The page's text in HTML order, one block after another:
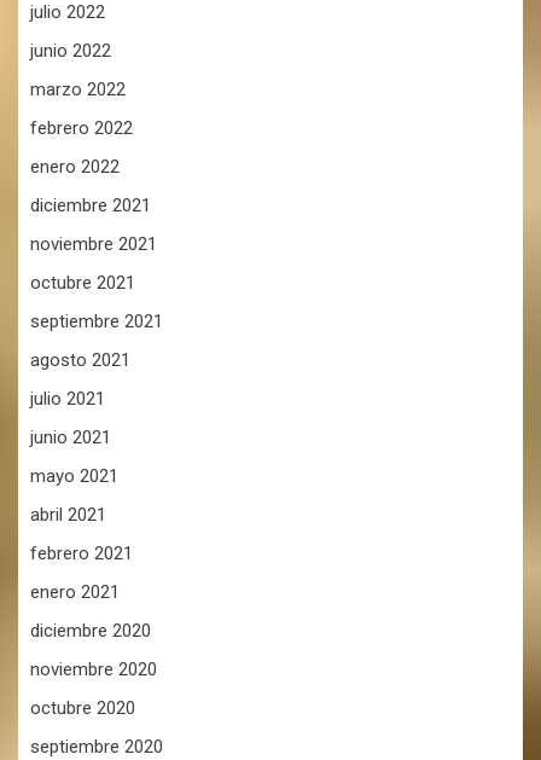
julio 2022
junio 2022
marzo 2022
febrero 2022
enero 2022
diciembre 2021
noviembre 2021
octubre 2021
septiembre 2021
agosto 2021
julio 2021
junio 2021
mayo 2021
abril 2021
febrero 2021
enero 2021
diciembre 2020
noviembre 2020
octubre 2020
septiembre 2020